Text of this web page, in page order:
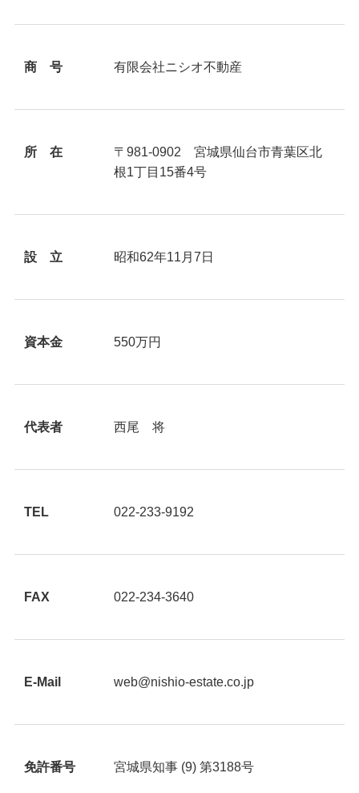
商 号 有限会社ニシオ不動産
所 在
〒981-0902 宮城県仙台市青葉区北
根1丁目15番4号
設 立 昭和62年11月7日
資本金 550万円
代表者 西尾 将
TEL 022-233-9192
FAX 022-234-3640
E-Mail web@nishio-estate.co.jp
免許番号 宮城県知事 (9) 第3188号